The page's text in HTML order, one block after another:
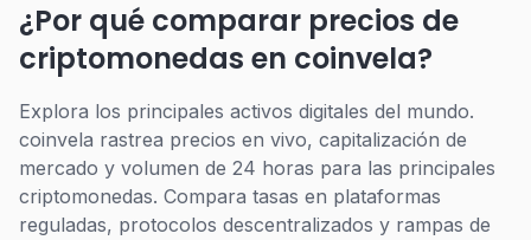
¿Por qué comparar precios de
criptomonedas en coinvela?
Explora los principales activos digitales del mundo.
coinvela rastrea precios en vivo, capitalización de
mercado y volumen de 24 horas para las principales
criptomonedas. Compara tasas en plataformas
reguladas, protocolos descentralizados y rampas de